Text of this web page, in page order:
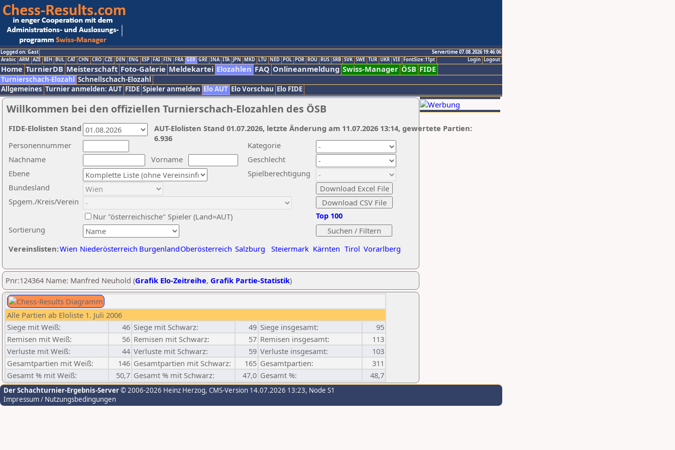
Logged on: Gast
Servertime 07.08.2026 19:46:06
Logout
Login
Arabic ARM AZE BIH BUL CAT CHN CRO CZE DEN ENG ESP FAI FIN FRA GER GRE INA ITA JPN MKD LTU NED POL POR ROU RUS SRB SVK SWE TUR UKR VIE FontSize:11pt
Home TurnierDB Meisterschaft Foto-Galerie Meldekartei Elozahlen FAQ Onlineanmeldung Swiss-Manager ÖSB FIDE
Turnierschach-Elozahl Schnellschach-Elozahl
Allgemeines Turnier anmelden: AUT FIDE Spieler anmelden Elo AUT Elo Vorschau Elo FIDE
Willkommen bei den offiziellen Turnierschach-Elozahlen des ÖSB
Nachname
Vorname
Ebene
Kategorie
Sortierung
Personennummer
Bundesland
Spgem./Kreis/Verein
Geschlecht
Nur "österreichische" Spieler (Land=AUT)
Spielberechtigung
Vereinslisten:Wien Niederösterreich BurgenlandOberösterreich Salzburg Steiermark Kärnten Tirol Vorarlberg
Top 100
AUT-Elolisten Stand 01.07.2026, letzte Änderung am 11.07.2026 13:14, gewertete Partien:
6.936
FIDE-Elolisten Stand
Pnr:124364 Name: Manfred Neuhold (Grafik Elo-Zeitreihe, Grafik Partie-Statistik)
Alle Partien ab Eloliste 1. Juli 2006
Siege mit Weiß:
46 Siege mit Schwarz: 49 Siege insgesamt:
95
Remisen mit Weiß:
56 Remisen mit Schwarz: 57 Remisen insgesamt:
113
Verluste mit Weiß:
44 Verluste mit Schwarz: 59 Verluste insgesamt:
103
Gesamtpartien mit Weiß:
146 Gesamtpartien mit Schwarz: 165 Gesamtpartien:
311
Gesamt % mit Weiß:
50,7 Gesamt % mit Schwarz: 47,0 Gesamt %: 48,7
Der Schachturnier-Ergebnis-Server© 2006-2026 Heinz Herzog, CMS-Version 14.07.2026 13:23, Node S1
Impressum / Nutzungsbedingungen